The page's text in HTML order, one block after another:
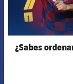
¿Sabes